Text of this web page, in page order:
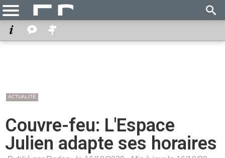
ACTUALITÉ
Couvre-feu: L'Espace
Julien adapte ses horaires